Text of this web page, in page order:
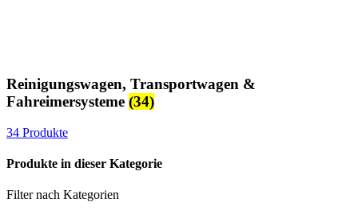
Reinigungswagen, Transportwagen &
Fahreimersysteme (34)
34 Produkte
Produkte in dieser Kategorie
Filter nach Kategorien